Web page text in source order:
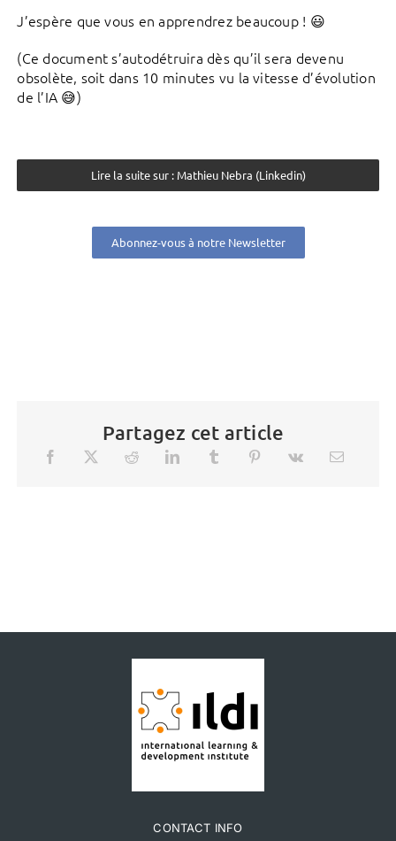
J’espère que vous en apprendrez beaucoup ! 😃
(Ce document s’autodétruira dès qu’il sera devenu
obsolète, soit dans 10 minutes vu la vitesse d’évolution
de l’IA 😅)
Lire la suite sur : Mathieu Nebra (Linkedin)
Abonnez-vous à notre Newsletter
Partagez cet article
CONTACT INFO